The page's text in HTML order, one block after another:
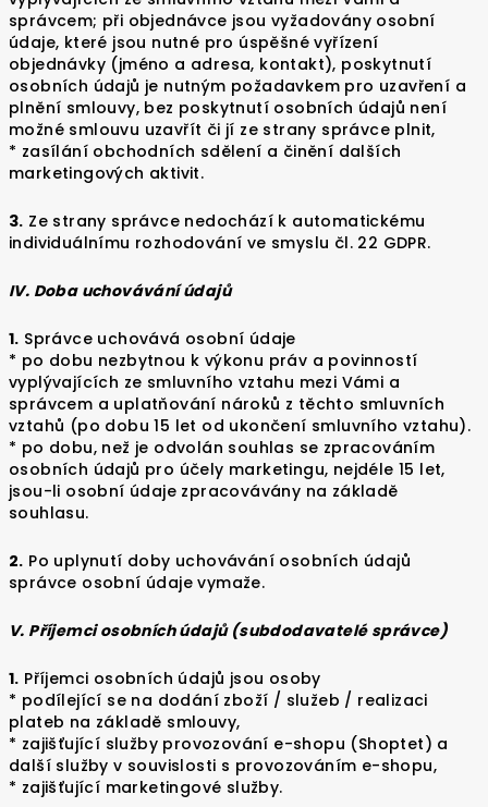
správcem; při objednávce jsou vyžadovány osobní
údaje, které jsou nutné pro úspěšné vyřízení
objednávky (jméno a adresa, kontakt), poskytnutí
osobních údajů je nutným požadavkem pro uzavření a
plnění smlouvy, bez poskytnutí osobních údajů není
možné smlouvu uzavřít či jí ze strany správce plnit,
* zasílání obchodních sdělení a činění dalších
marketingových aktivit.
3. Ze strany správce nedochází k automatickému
individuálnímu rozhodování ve smyslu čl. 22 GDPR.
IV. Doba uchovávání údajů
1. Správce uchovává osobní údaje
* po dobu nezbytnou k výkonu práv a povinností
vyplývajících ze smluvního vztahu mezi Vámi a
správcem a uplatňování nároků z těchto smluvních
vztahů (po dobu 15 let od ukončení smluvního vztahu).
* po dobu, než je odvolán souhlas se zpracováním
osobních údajů pro účely marketingu, nejdéle 15 let,
jsou-li osobní údaje zpracovávány na základě
souhlasu.
2. Po uplynutí doby uchovávání osobních údajů
správce osobní údaje vymaže.
V. Příjemci osobních údajů (subdodavatelé správce)
1. Příjemci osobních údajů jsou osoby
* podílející se na dodání zboží / služeb / realizaci
plateb na základě smlouvy,
* zajišťující služby provozování e-shopu (Shoptet) a
další služby v souvislosti s provozováním e-shopu,
* zajišťující marketingové služby.